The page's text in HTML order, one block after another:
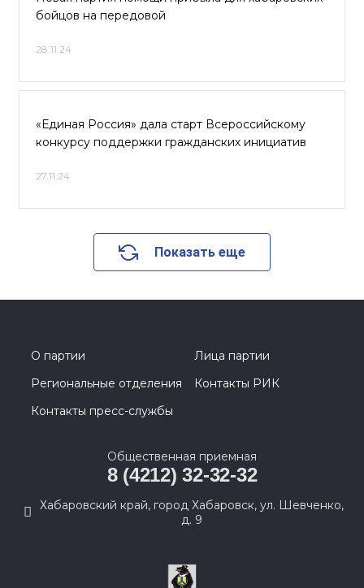
бойцов на передовой
28.11.24
«Единая Россия» дала старт Всероссийскому
конкурсу поддержки гражданских инициатив
27.11.24
Показать еще
О партии
Лица партии
Региональные отделения
Контакты РИК
Контакты пресс-службы
Общественная приемная
8 (4212) 32-32-32
Хабаровский край, город Хабаровск, ул. Шевченко,
д. 9